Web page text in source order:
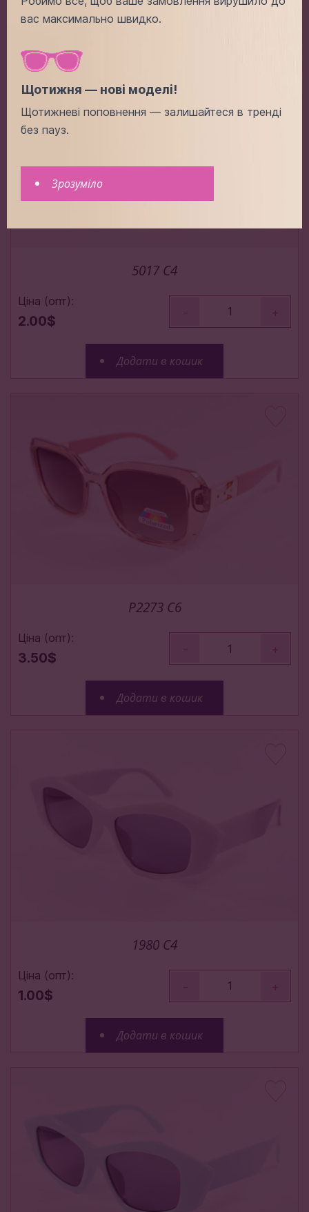
Додати в кошик
5017 C4
Ціна (опт):
2.00$
- +
Додати в кошик
P2273 C6
Ціна (опт):
3.50$
- +
Додати в кошик
1980 C4
Ціна (опт):
1.00$
- +
Додати в кошик
вас максимально швидко.
Щотижня — нові моделі!
Щотижневі поповнення — залишайтеся в тренді
без пауз.
Зрозуміло